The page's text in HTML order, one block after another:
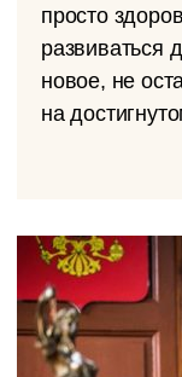
просто
развиваться
новое, не
на